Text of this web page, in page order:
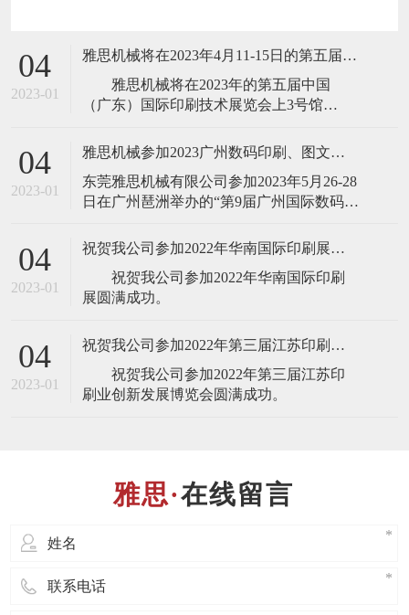
04
2023-01
雅思机械将在2023年4月11-15日的第五届中国(广东)国际印刷技术展览会
雅思机械将在2023年的第五届中国
（广东）国际印刷技术展览会上3号馆
速胶装联动线、高速三面切书机、数码折
配锁一体机、NO SPACE不空格高速全自动
锁线机、高速
04
2023-01
雅思机械参加2023广州数码印刷、图文快印展
​东莞雅思机械有限公司参加2023年5月26-28
日在广州琶洲举办的“第9届广州国际数码印
全自动锁线机，欢迎业界人士莅临雅思机
市雅思机械设备有限公司是一家专业设
计、制造、销售、服务于
04
2023-01
祝贺我公司参加2022年华南国际印刷展圆满成功
祝贺我公司参加2022年华南国际印刷
04
2023-01
祝贺我公司参加2022年第三届江苏印刷业创新发展博览会圆满成功
祝贺我公司参加2022年第三届江苏印
在线留言